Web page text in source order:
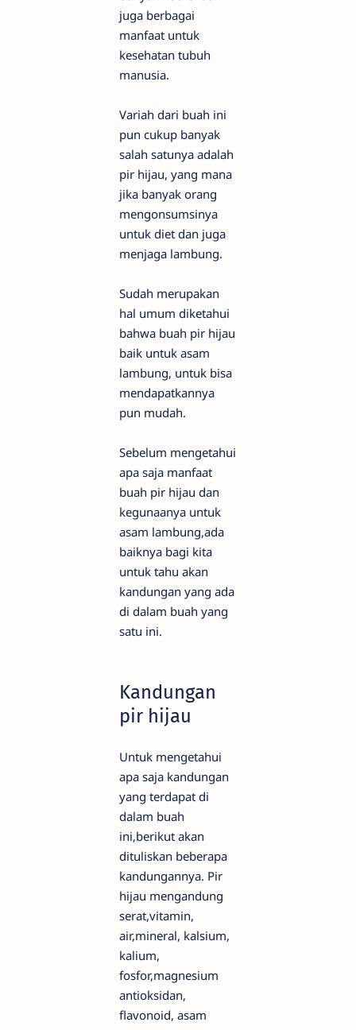
juga berbagai
manfaat untuk
kesehatan tubuh
manusia.
Variah dari buah ini
pun cukup banyak
salah satunya adalah
pir hijau, yang mana
jika banyak orang
mengonsumsinya
untuk diet dan juga
menjaga lambung.
Sudah merupakan
hal umum diketahui
bahwa buah pir hijau
baik untuk asam
lambung, untuk bisa
mendapatkannya
pun mudah.
Sebelum mengetahui
apa saja manfaat
buah pir hijau dan
kegunaanya untuk
asam lambung,ada
baiknya bagi kita
untuk tahu akan
kandungan yang ada
di dalam buah yang
satu ini.
Kandungan
pir hijau
Untuk mengetahui
apa saja kandungan
yang terdapat di
dalam buah
ini,berikut akan
dituliskan beberapa
kandungannya. Pir
hijau mengandung
serat,vitamin,
air,mineral, kalsium,
kalium,
fosfor,magnesium
antioksidan,
flavonoid, asam